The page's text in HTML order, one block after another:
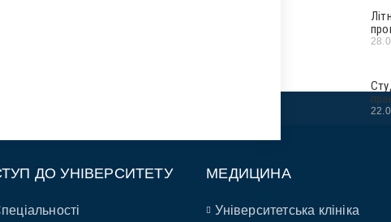
ДО УНІВЕРСИТЕТУ МЕДИЦИНА
Університетська клініка